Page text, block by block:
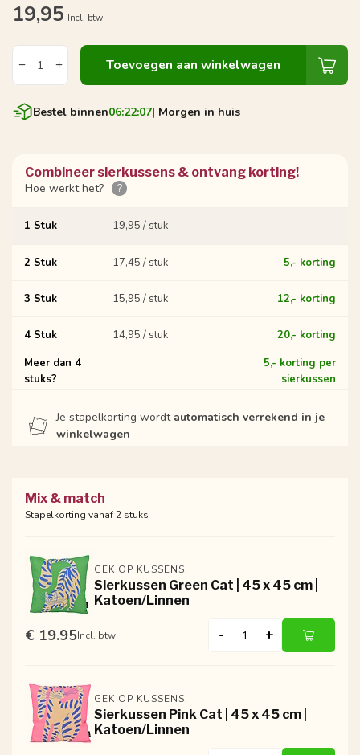
19,95 Incl. btw
Toevoegen aan winkelwagen
Bestel binnen06:22:06| Morgen in huis
Combineer sierkussens & ontvang korting!
Hoe werkt het?
?
1 Stuk 19,95 / stuk
2 Stuk 17,45 / stuk 5,- korting
3 Stuk 15,95 / stuk 12,- korting
4 Stuk 14,95 / stuk
20,- korting
Meer dan 4
stuks?
5,- korting per
sierkussen
Je stapelkorting wordt automatisch verrekend in je
winkelwagen
Mix & match
Stapelkorting vanaf 2 stuks
GEK OP KUSSENS!
Sierkussen Green Cat | 45 x 45 cm |
Katoen/Linnen
€ 19.95Incl. btw - +
GEK OP KUSSENS!
Sierkussen Pink Cat | 45 x 45 cm |
Katoen/Linnen